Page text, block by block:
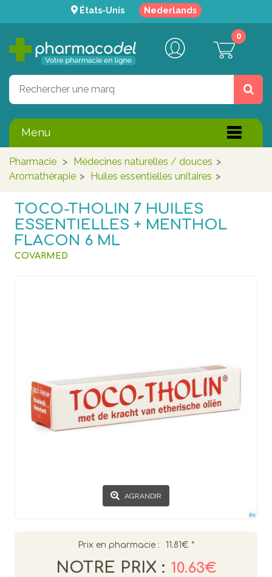
États-Unis Nederlands
0
Menu
Pharmacie > Médecines naturelles / douces >
Aromathérapie > Huiles essentielles unitaires >
TOCO-THOLIN 7 HUILES
ESSENTIELLES + MENTHOL
FLACON 6 ML
COVARMED
AGRANDIR
Prix en pharmacie : 11.81€ *
NOTRE PRIX : 10.63€